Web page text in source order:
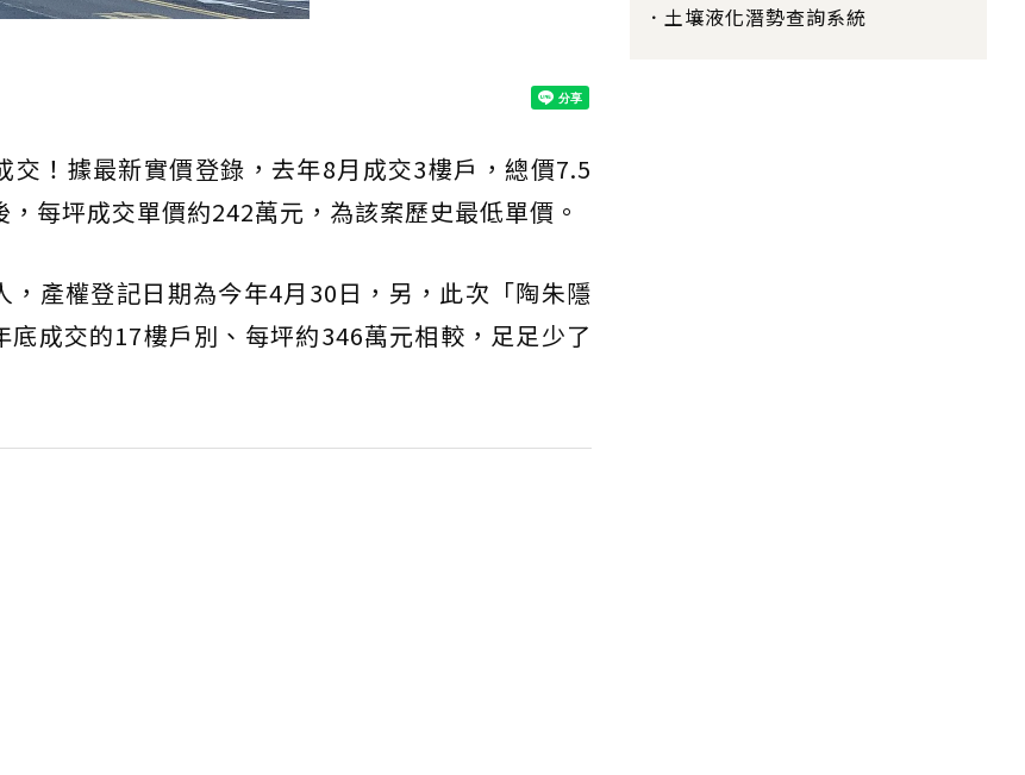
交！據最新實價登錄，去年8月成交3樓戶，總價7.5
每坪成交單價約242萬元，為該案歷史最低單價。
產權登記日期為今年4月30日，另，此次「陶朱隱
成交的17樓戶別、每坪約346萬元相較，足足少了
土壤液化潛勢查詢系統